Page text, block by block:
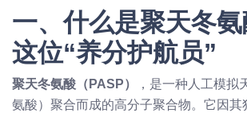
一、什么是聚天冬
这位“养分护航员”
聚天冬氨酸（PASP）
，是一种人工模拟
氨酸）聚合而成的高分子聚合物。它因其